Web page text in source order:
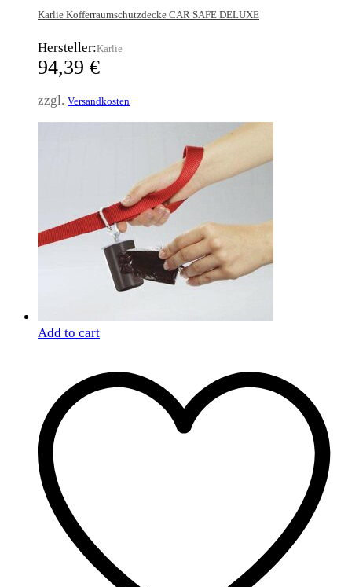
Karlie Kofferraumschutzdecke CAR SAFE DELUXE
Hersteller:Karlie
94,39 €
zzgl. Versandkosten
Add to cart